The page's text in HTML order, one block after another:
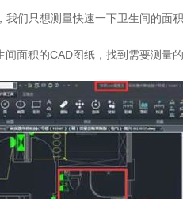
我们只想测量快速一下卫生间的面
面积的CAD图纸，找到需要测量